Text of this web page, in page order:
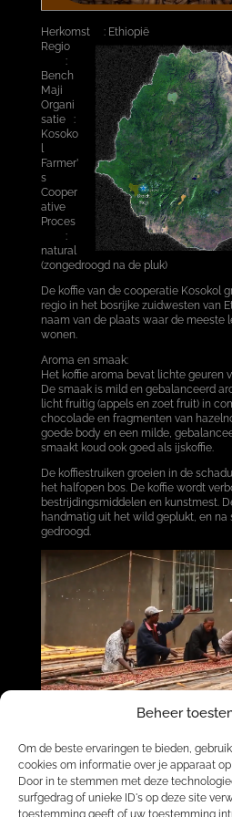
Beheer
Om de beste ervaringen te bieden,
cookies om informatie over je apparaat
Door in te stemmen met deze
surfgedrag of unieke ID's op deze site
toestemming geeft of uw toestemming
Kaffa Forest Coffee
Bench Maji Forest Coffee / Sheko
Guji natural
Particulieren
Bedrijven en organisaties
Algemene Voorwaarden
OVER SHEBA
Missie en Visie
Ethiopië & Koffie
Makeda koningin van Sheba
Oprichters
Contactgegevens
Herkomst : Ethiopië
Regio
:
Bench
Maji
Organi
satie :
Kosoko
l
Farmer’
s
Cooper
ative
Proces
:
natural
(zongedroogd na de pluk)
De koffie van de cooperatie Kosokol
regio in het bosrijke zuidwesten van
naam van de plaats waar de meeste
wonen.
Aroma en smaak:
Het koffie aroma bevat lichte geuren
De smaak is mild en gebalanceerd
licht fruitig (appels en zoet fruit) in
chocolade en fragmenten van
goede body en een milde,
smaakt koud ook goed als ijskoffie.
De koffiestruiken groeien in de
het halfopen bos. De koffie wordt
bestrijdingsmiddelen en kunstmest.
handmatig uit het wild geplukt, en
gedroogd.